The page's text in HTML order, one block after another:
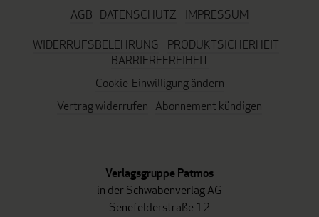
AGB DATENSCHUTZ
IMPRESSUM
WIDERRUFSBELEHRUNG
PRODUKTSICHERHEIT
BARRIEREFREIHEIT
Cookie-Einwilligung ändern
Vertrag widerrufen Abonnement kündigen
Verlagsgruppe Patmos
in der Schwabenverlag AG
Senefelderstraße 12